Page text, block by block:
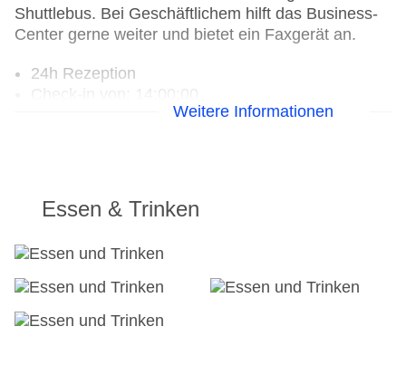
Shuttlebus. Bei Geschäftlichem hilft das Business-
Center gerne weiter und bietet ein Faxgerät an.
24h Rezeption
Check-out bis: 12:00:00
Hotelsafe
WLAN/WiFi im Hotel: gegen Gebühr
Lift
Minimarkt
Anzahl der Aufzüge: 1
Weitere Informationen
Essen & Trinken